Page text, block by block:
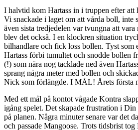
I halvtid kom Hartass in i truppen efter att
Vi snackade i laget om att vårda boll, inte
även sista tredjedelen var tvungna att vara
blev det också. I en klockren situation
bilhandlare och fick loss bollen. Tyst som
Hartass förbi tumultet och snodde bollen
(!) som nära nog tacklade ned även
sprang några meter med bollen och
Nick som förlängde. I MÅL! Årets första
Med ett mål på kontot vågade Kontra
igång spelet. Det skapade frustration i
på planen. Några minuter senare var det
och passade Mangoose. Trots tidsbrist